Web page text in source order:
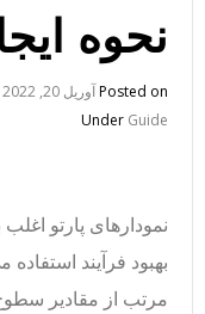
نحوه
Posted onآوریل 20, 2022
UnderGuide
نمودارهای پارتو
بهبود فرآیند استفاده
مرتب از مقادیر